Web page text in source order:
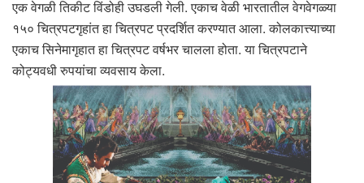
एक वेगळी तिकीट विंडोही उघडली गेली. एकाच वेळी भारतातील वेगवेगळ्या
१५० चित्रपटगृहांत हा चित्रपट प्रदर्शित करण्यात आला. कोलकात्त्याच्या
एकाच सिनेमागृहात हा चित्रपट वर्षभर चालला होता. या चित्रपटाने
कोट्यवधी रुपयांचा व्यवसाय केला.